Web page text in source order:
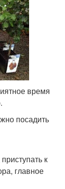
время
посадить
к
главное